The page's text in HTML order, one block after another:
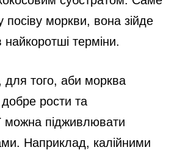
посіву моркви, вона зійде
терміни.
того, аби морква
рости та
можна підживлювати
Наприклад, калійними